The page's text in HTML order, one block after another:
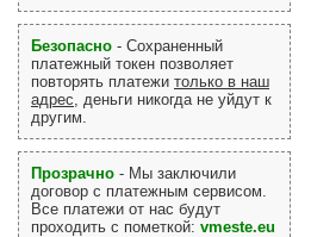
Безопасно - Сохраненный
платежный токен позволяет
повторять платежи только в наш
адрес , деньги никогда не уйдут к
другим.
Прозрачно - Мы заключили
договор с платежным сервисом.
Все платежи от нас будут
проходить с пометкой: vmeste.eu